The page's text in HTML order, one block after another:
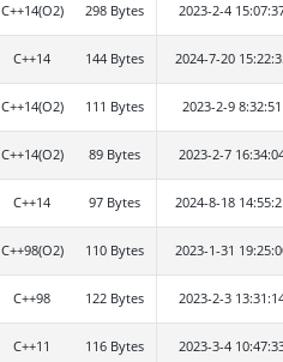
C++14(O2) 298 Bytes 2023-2-4
C++14 144 Bytes 2024-7-20
C++14(O2) 111 Bytes 2023-2-9 8:32:51
C++14(O2) 89 Bytes 2023-2-7
C++14 97 Bytes 2024-8-18
C++98(O2) 110 Bytes 2023-1-31
C++98 122 Bytes 2023-2-3
C++11 116 Bytes 2023-3-4